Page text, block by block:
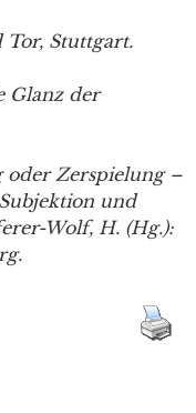
Tor, Stuttgart.
Glanz der
oder Zerspielung –
und
Wolf, H. (Hg.):